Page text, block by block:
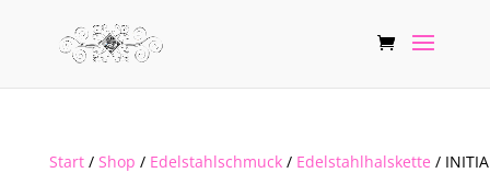
Start/ Shop / Edelstahlschmuck/ Edelstahlhalskette /